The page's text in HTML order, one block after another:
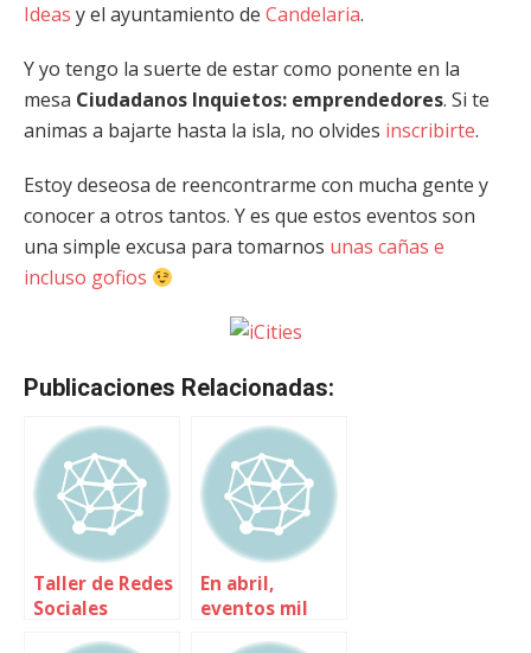
Ideas y el ayuntamiento de Candelaria.
Y yo tengo la suerte de estar como ponente en la
mesa Ciudadanos Inquietos: emprendedores. Si te
animas a bajarte hasta la isla, no olvides inscribirte.
Estoy deseosa de reencontrarme con mucha gente y
conocer a otros tantos. Y es que estos eventos son
una simple excusa para tomarnos unas cañas e
incluso gofios
Publicaciones Relacionadas:
Taller de Redes
Sociales
En abril,
eventos mil